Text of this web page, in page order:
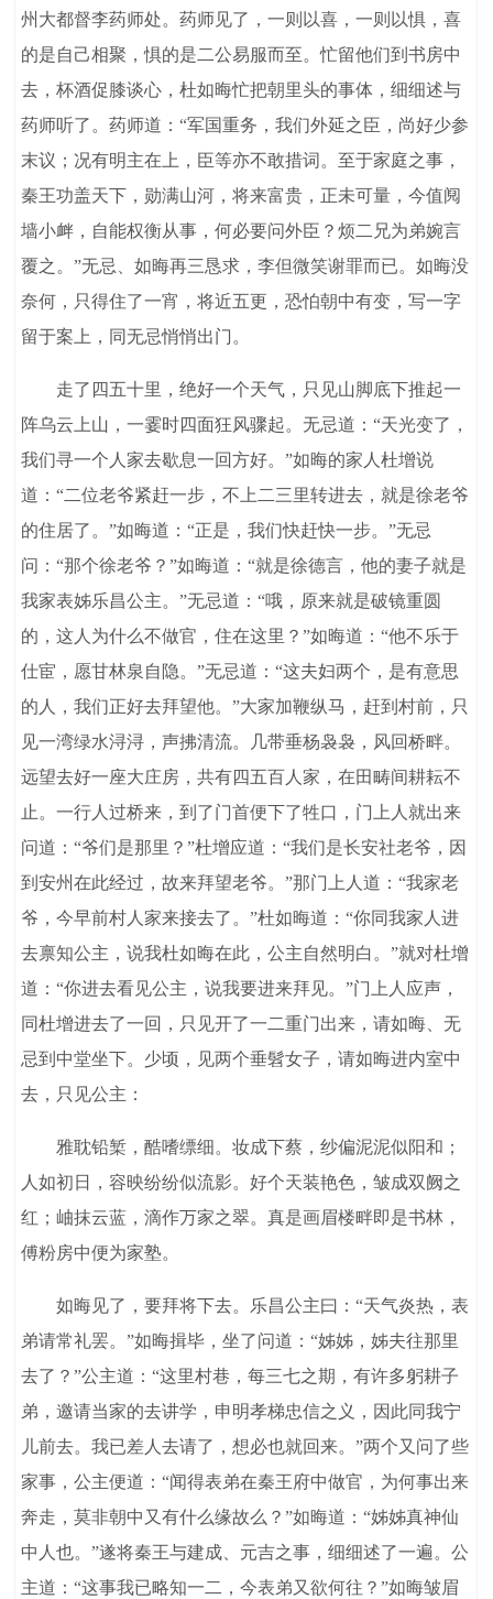
州大都督李药师处。药师见了，一则以喜，一则以惧，喜
的是自己相聚，惧的是二公易服而至。忙留他们到书房中
去，杯酒促膝谈心，杜如晦忙把朝里头的事体，细细述与
药师听了。药师道：“军国重务，我们外延之臣，尚好少参
末议；况有明主在上，臣等亦不敢措词。至于家庭之事，
秦王功盖天下，勋满山河，将来富贵，正未可量，今值阋
墙小衅，自能权衡从事，何必要问外臣？烦二兄为弟婉言
覆之。”无忌、如晦再三恳求，李但微笑谢罪而已。如晦没
奈何，只得住了一宵，将近五更，恐怕朝中有变，写一字
留于案上，同无忌悄悄出门。
走了四五十里，绝好一个天气，只见山脚底下推起一
阵乌云上山，一霎时四面狂风骤起。无忌道：“天光变了，
我们寻一个人家去歇息一回方好。”如晦的家人杜增说
道：“二位老爷紧赶一步，不上二三里转进去，就是徐老爷
的住居了。”如晦道：“正是，我们快赶快一步。”无忌
问：“那个徐老爷？”如晦道：“就是徐德言，他的妻子就是
我家表姊乐昌公主。”无忌道：“哦，原来就是破镜重圆
的，这人为什么不做官，住在这里？”如晦道：“他不乐于
仕宦，愿甘林泉自隐。”无忌道：“这夫妇两个，是有意思
的人，我们正好去拜望他。”大家加鞭纵马，赶到村前，只
见一湾绿水浔浔，声拂清流。几带垂杨袅袅，风回桥畔。
远望去好一座大庄房，共有四五百人家，在田畴间耕耘不
止。一行人过桥来，到了门首便下了牲口，门上人就出来
问道：“爷们是那里？”杜增应道：“我们是长安社老爷，因
到安州在此经过，故来拜望老爷。”那门上人道：“我家老
爷，今早前村人家来接去了。”杜如晦道：“你同我家人进
去禀知公主，说我杜如晦在此，公主自然明白。”就对杜增
道：“你进去看见公主，说我要进来拜见。”门上人应声，
同杜增进去了一回，只见开了一二重门出来，请如晦、无
忌到中堂坐下。少顷，见两个垂髫女子，请如晦进内室中
去，只见公主：
雅耽铅椠，酷嗜缥细。妆成下蔡，纱偏泥泥似阳和；
人如初日，容映纷纷似流影。好个天装艳色，皱成双阙之
红；岫抹云蓝，滴作万家之翠。真是画眉楼畔即是书林，
傅粉房中便为家塾。
如晦见了，要拜将下去。乐昌公主曰：“天气炎热，表
弟请常礼罢。”如晦揖毕，坐了问道：“姊姊，姊夫往那里
去了？”公主道：“这里村巷，每三七之期，有许多躬耕子
弟，邀请当家的去讲学，申明孝梯忠信之义，因此同我宁
儿前去。我已差人去请了，想必也就回来。”两个又问了些
家事，公主便道：“闻得表弟在秦王府中做官，为何事出来
奔走，莫非朝中又有什么缘故么？”如晦道：“姊姊真神仙
中人也。”遂将秦王与建成、元吉之事，细细述了一遍。公
主道：“这事我已略知一二，今表弟又欲何往？”如晦皱眉